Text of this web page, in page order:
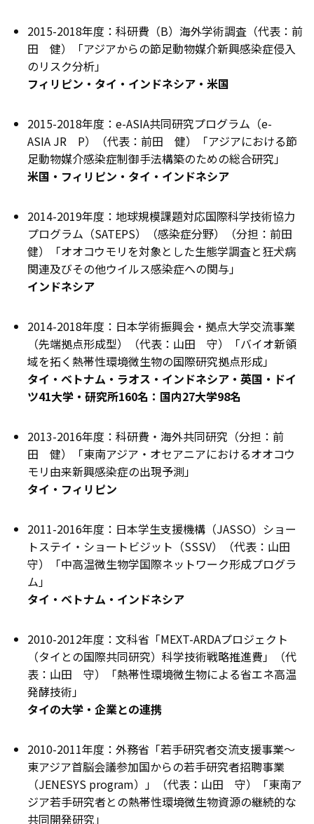
2015-2018年度：科研費（B）海外学術調査（代表：前
田 健）「アジアからの節足動物媒介新興感染症侵入
のリスク分析」
フィリピン・タイ・インドネシア・米国
2015-2018年度：e-ASIA共同研究プログラム（e-
ASIA JR P）（代表：前田 健）「アジアにおける節
足動物媒介感染症制御手法構築のための総合研究」
米国・フィリピン・タイ・インドネシア
2014-2019年度：地球規模課題対応国際科学技術協力
プログラム（SATEPS）（感染症分野）（分担：前田
健）「オオコウモリを対象とした生態学調査と狂犬病
関連及びその他ウイルス感染症への関与」
インドネシア
2014-2018年度：日本学術振興会・拠点大学交流事業
（先端拠点形成型）（代表：山田 守）「バイオ新領
域を拓く熱帯性環境微生物の国際研究拠点形成」
タイ・ベトナム・ラオス・インドネシア・英国・ドイ
ツ41大学・研究所160名：国内27大学98名
2013-2016年度：科研費・海外共同研究（分担：前
田 健）「東南アジア・オセアニアにおけるオオコウ
モリ由来新興感染症の出現予測」
タイ・フィリピン
2011-2016年度：日本学生支援機構（JASSO）ショー
トステイ・ショートビジット（SSSV）（代表：山田
守）「中高温微生物学国際ネットワーク形成プログラ
ム」
タイ・ベトナム・インドネシア
2010-2012年度：文科省「MEXT-ARDAプロジェクト
（タイとの国際共同研究）科学技術戦略推進費」（代
表：山田 守）「熱帯性環境微生物による省エネ高温
発酵技術」
タイの大学・企業との連携
2010-2011年度：外務省「若手研究者交流支援事業～
東アジア首脳会議参加国からの若手研究者招聘事業
（JENESYS program）」（代表：山田 守）「東南ア
ジア若手研究者との熱帯性環境微生物資源の継続的な
共同開発研究」